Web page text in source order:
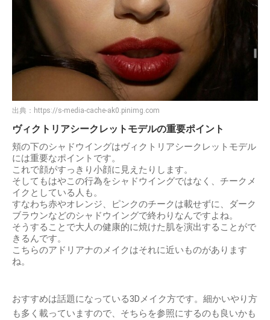
出典： https://s-media-cache-ak0.pinimg.com
ヴィクトリアシークレットモデルの重要ポイント
頬の下のシャドウイングはヴィクトリアシークレットモデル
には重要なポイントです。
これで顔がすっきり小顔に見えたりします。
そしてもはやこの行為をシャドウイングではなく、チークメ
イクとしている人も。
すなわち赤やオレンジ、ピンクのチークは載せずに、ダーク
ブラウンなどのシャドウイングで終わりなんですよね。
そうすることで大人の健康的に焼けた肌を演出することがで
きるんです。
こちらのアドリアナのメイクはそれに近いものがあります
ね。
おすすめは話題になっている3Dメイク方です。細かいやり方
も多く載っていますので、そちらを参照にするのも良いかも